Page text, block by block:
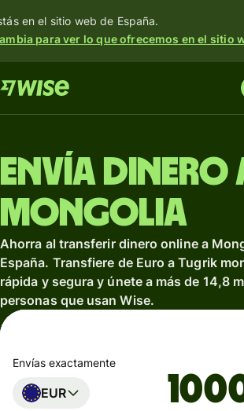
en el sitio web de España.
para ver lo que ofrecemos en el sitio
Envía dinero
Mongolia
Ahorra al transferir dinero online a
España. Transfiere de Euro a Tugrik
rápida y segura y únete a más de 14,8
personas que usan Wise.
Envías exactamente
EUR